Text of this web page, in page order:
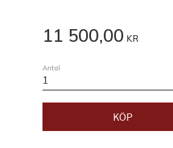
11 500,00 KR
Antal
KÖP